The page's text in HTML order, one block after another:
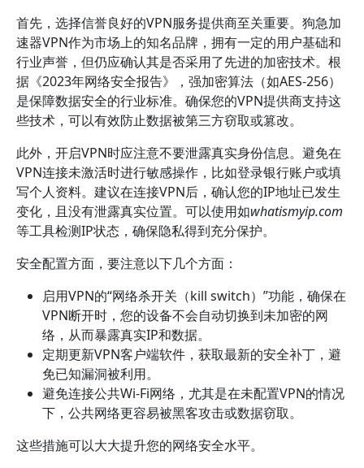
首先，选择信誉良好的VPN服务提供商至关重要。狗急加
速器VPN作为市场上的知名品牌，拥有一定的用户基础和
行业声誉，但仍应确认其是否采用了先进的加密技术。根
据《2023年网络安全报告》，强加密算法（如AES-256）
是保障数据安全的行业标准。确保您的VPN提供商支持这
些技术，可以有效防止数据被第三方窃取或篡改。
此外，开启VPN时应注意不要泄露真实身份信息。避免在
VPN连接未激活时进行敏感操作，比如登录银行账户或填
写个人资料。建议在连接VPN后，确认您的IP地址已发生
变化，且没有泄露真实位置。可以使用如whatismyip.com
等工具检测IP状态，确保隐私得到充分保护。
安全配置方面，要注意以下几个方面：
启用VPN的“网络杀开关（kill switch）”功能，确保在
VPN断开时，您的设备不会自动切换到未加密的网
络，从而暴露真实IP和数据。
定期更新VPN客户端软件，获取最新的安全补丁，避
免已知漏洞被利用。
避免连接公共Wi-Fi网络，尤其是在未配置VPN的情况
下，公共网络更容易被黑客攻击或数据窃取。
这些措施可以大大提升您的网络安全水平。